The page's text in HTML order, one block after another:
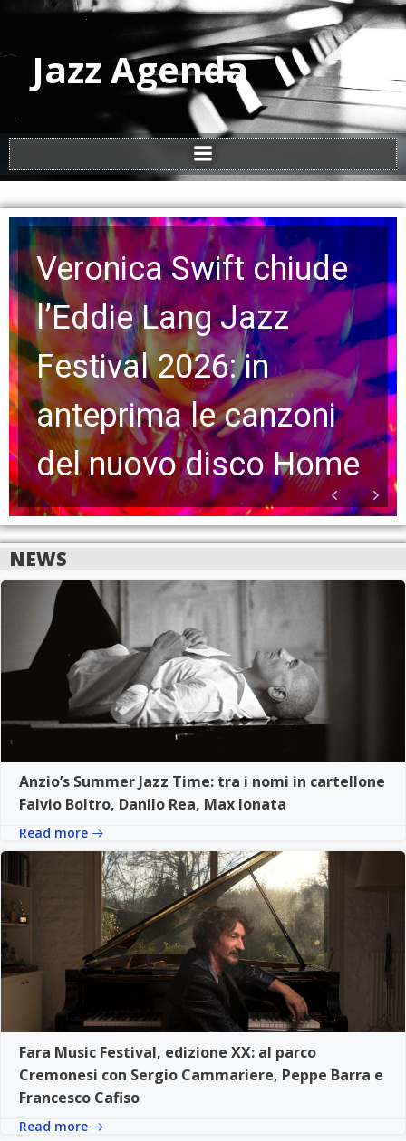
Jazz Agenda
Veronica Swift chiude
l’Eddie Lang Jazz
Festival 2026: in
anteprima le canzoni
del nuovo disco Home
NEWS
Anzio’s Summer Jazz Time: tra i nomi in cartellone
Falvio Boltro, Danilo Rea, Max Ionata
Read more
Fara Music Festival, edizione XX: al parco
Cremonesi con Sergio Cammariere, Peppe Barra e
Francesco Cafiso
Read more